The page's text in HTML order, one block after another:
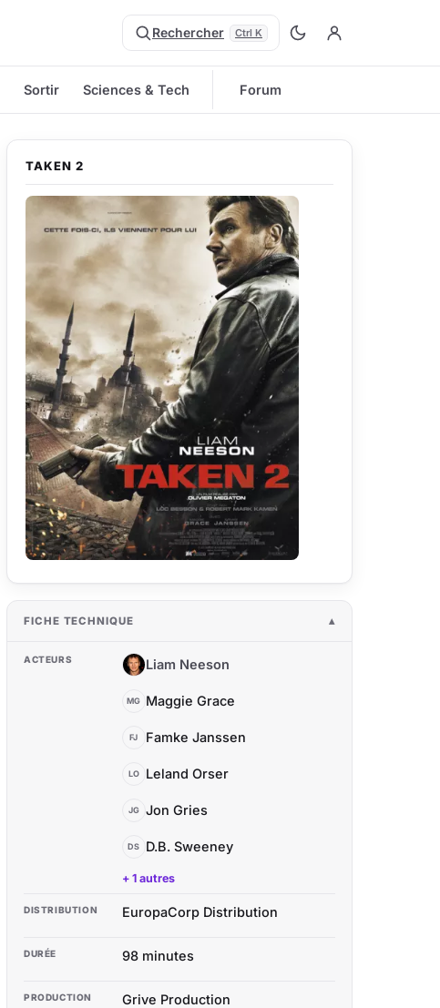
Rechercher Ctrl K
Sortir Sciences & Tech Forum
TAKEN 2
FICHE TECHNIQUE
ACTEURS LN Liam Neeson
MG Maggie Grace
FJ Famke Janssen
LO Leland Orser
JG Jon Gries
DS D.B. Sweeney
+ 1 autres
DISTRIBUTION EuropaCorp Distribution
DURÉE 98 minutes
PRODUCTION Grive Production